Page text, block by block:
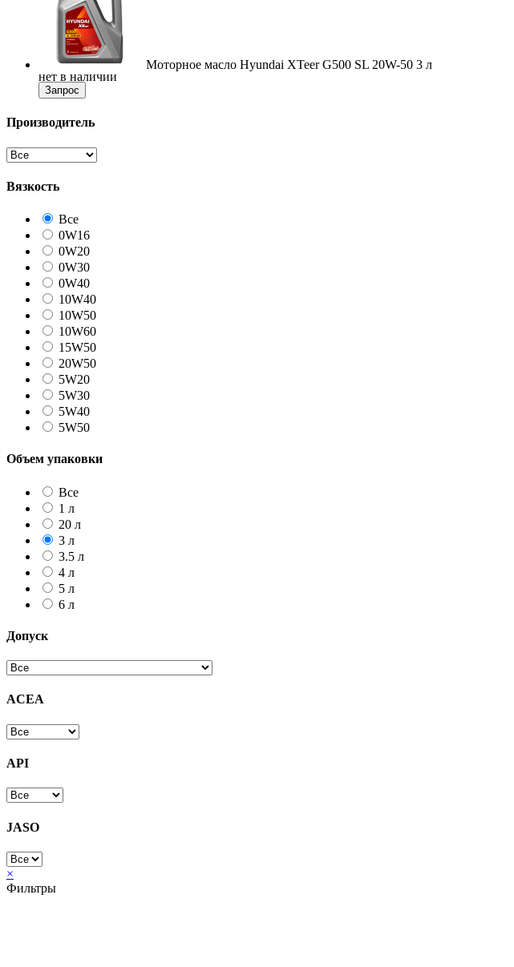
Моторное масло Hyundai XTeer G500 SL 20W-50 3 л
нет в наличии
Запрос
Производитель
Вязкость
Все
0W16
0W20
0W30
0W40
10W40
10W50
10W60
15W50
20W50
5W20
5W30
5W40
5W50
Объем упаковки
Все
1 л
20 л
3 л
3.5 л
4 л
5 л
6 л
Допуск
ACEA
API
JASO
×
Фильтры